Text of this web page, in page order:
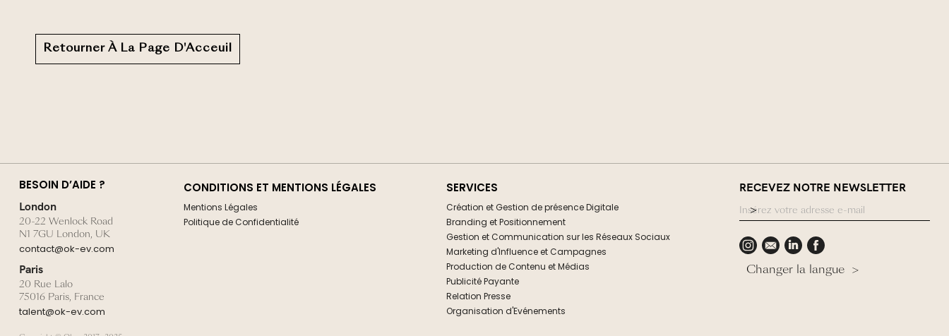
Retourner À La Page D'Acceuil
BESOIN D’AIDE ?
London
20-22 Wenlock Road
N1 7GU London, UK
contact@ok-ev.com
Paris
20 Rue Lalo
75016 Paris, France
talent@ok-ev.com
CONDITIONS ET MENTIONS LÉGALES
Mentions Légales
Politique de Confidentialité
SERVICES
Création et Gestion de présence Digitale
Branding et Positionnement
Gestion et Communication sur les Réseaux Sociaux
Marketing d'Influence et Campagnes
Production de Contenu et Médias
Publicité Payante
Relation Presse
Organisation d'Evénements
RECEVEZ NOTRE NEWSLETTER
Changer la langue >